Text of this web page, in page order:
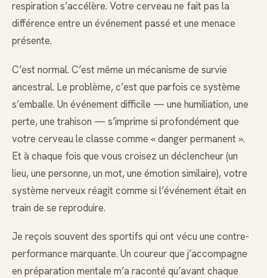
respiration s’accélère. Votre cerveau ne fait pas la
différence entre un événement passé et une menace
présente.
C’est normal. C’est même un mécanisme de survie
ancestral. Le problème, c’est que parfois ce système
s’emballe. Un événement difficile — une humiliation, une
perte, une trahison — s’imprime si profondément que
votre cerveau le classe comme « danger permanent ».
Et à chaque fois que vous croisez un déclencheur (un
lieu, une personne, un mot, une émotion similaire), votre
système nerveux réagit comme si l’événement était en
train de se reproduire.
Je reçois souvent des sportifs qui ont vécu une contre-
performance marquante. Un coureur que j’accompagne
en préparation mentale m’a raconté qu’avant chaque